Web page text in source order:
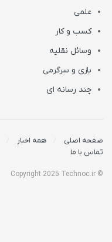
علمی
کسب و کار
وسائل نقلیه
بازی و سرگرمی
چند رسانه ای
صفحه اصلی همه اخبار
تماس با ما
© Copyright 2025 Technoc.ir